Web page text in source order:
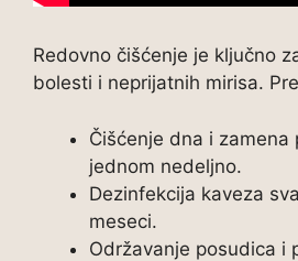
Redovno čišćenje je ključno
bolesti i neprijatnih mirisa.
Čišćenje dna i zamena
jednom nedeljno.
Dezinfekcija kaveza
meseci.
Održavanje posudica i